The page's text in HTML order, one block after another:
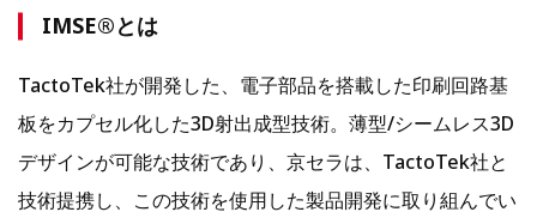
IMSE®とは
TactoTek社が開発した、電子部品を搭載した印刷回路基
板をカプセル化した3D射出成型技術。薄型/シームレス3D
デザインが可能な技術であり、京セラは、TactoTek社と
技術提携し、この技術を使用した製品開発に取り組んでい